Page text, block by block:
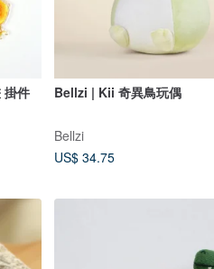
掛件
Bellzi | Kii 奇異鳥玩偶
Bellzi
US$ 34.75